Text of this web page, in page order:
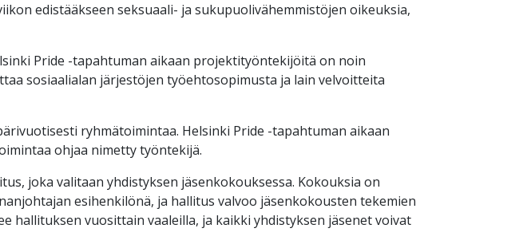
edistääkseen seksuaali- ja sukupuolivähemmistöjen oikeuksia,
Pride -tapahtuman aikaan projektityöntekijöitä on noin
sosiaalialan järjestöjen työehtosopimusta ja lain velvoitteita
ryhmätoimintaa. Helsinki Pride -tapahtuman aikaan
ohjaa nimetty työntekijä.
joka valitaan yhdistyksen jäsenkokouksessa. Kokouksia on
esihenkilönä, ja hallitus valvoo jäsenkokousten tekemien
hallituksen vuosittain vaaleilla, ja kaikki yhdistyksen jäsenet voivat